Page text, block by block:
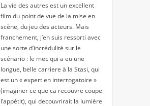
La vie des autres est un excellent
film du point de vue de la mise en
scène, du jeu des acteurs. Mais
franchement, j’en suis ressorti avec
une sorte d’incrédulité sur le
scénario : le mec qui a eu une
longue, belle carriere à la Stasi, qui
est un « expert en interrogatoire »
(imaginer ce que ca recouvre coupe
l’appétit), qui decouvrirait la lumière